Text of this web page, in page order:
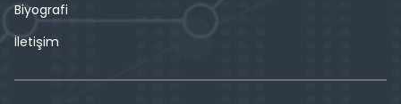
Biyografi
İletişim